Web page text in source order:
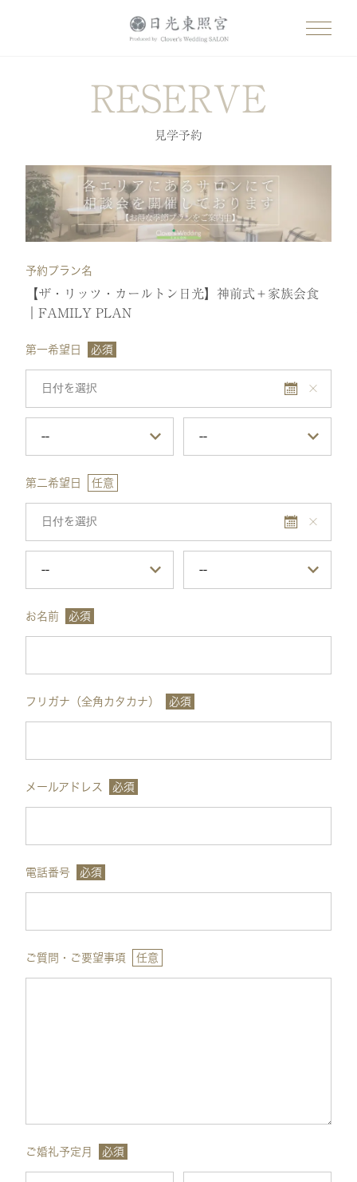
RESERVE
見学予約
予約プラン名
【ザ・リッツ・カールトン日光】神前式＋家族会食
｜FAMILY PLAN
第一希望日 必須
第二希望日 任意
お名前 必須
フリガナ（全角カタカナ） 必須
メールアドレス 必須
電話番号 必須
ご質問・ご要望事項 任意
ご婚礼予定月 必須